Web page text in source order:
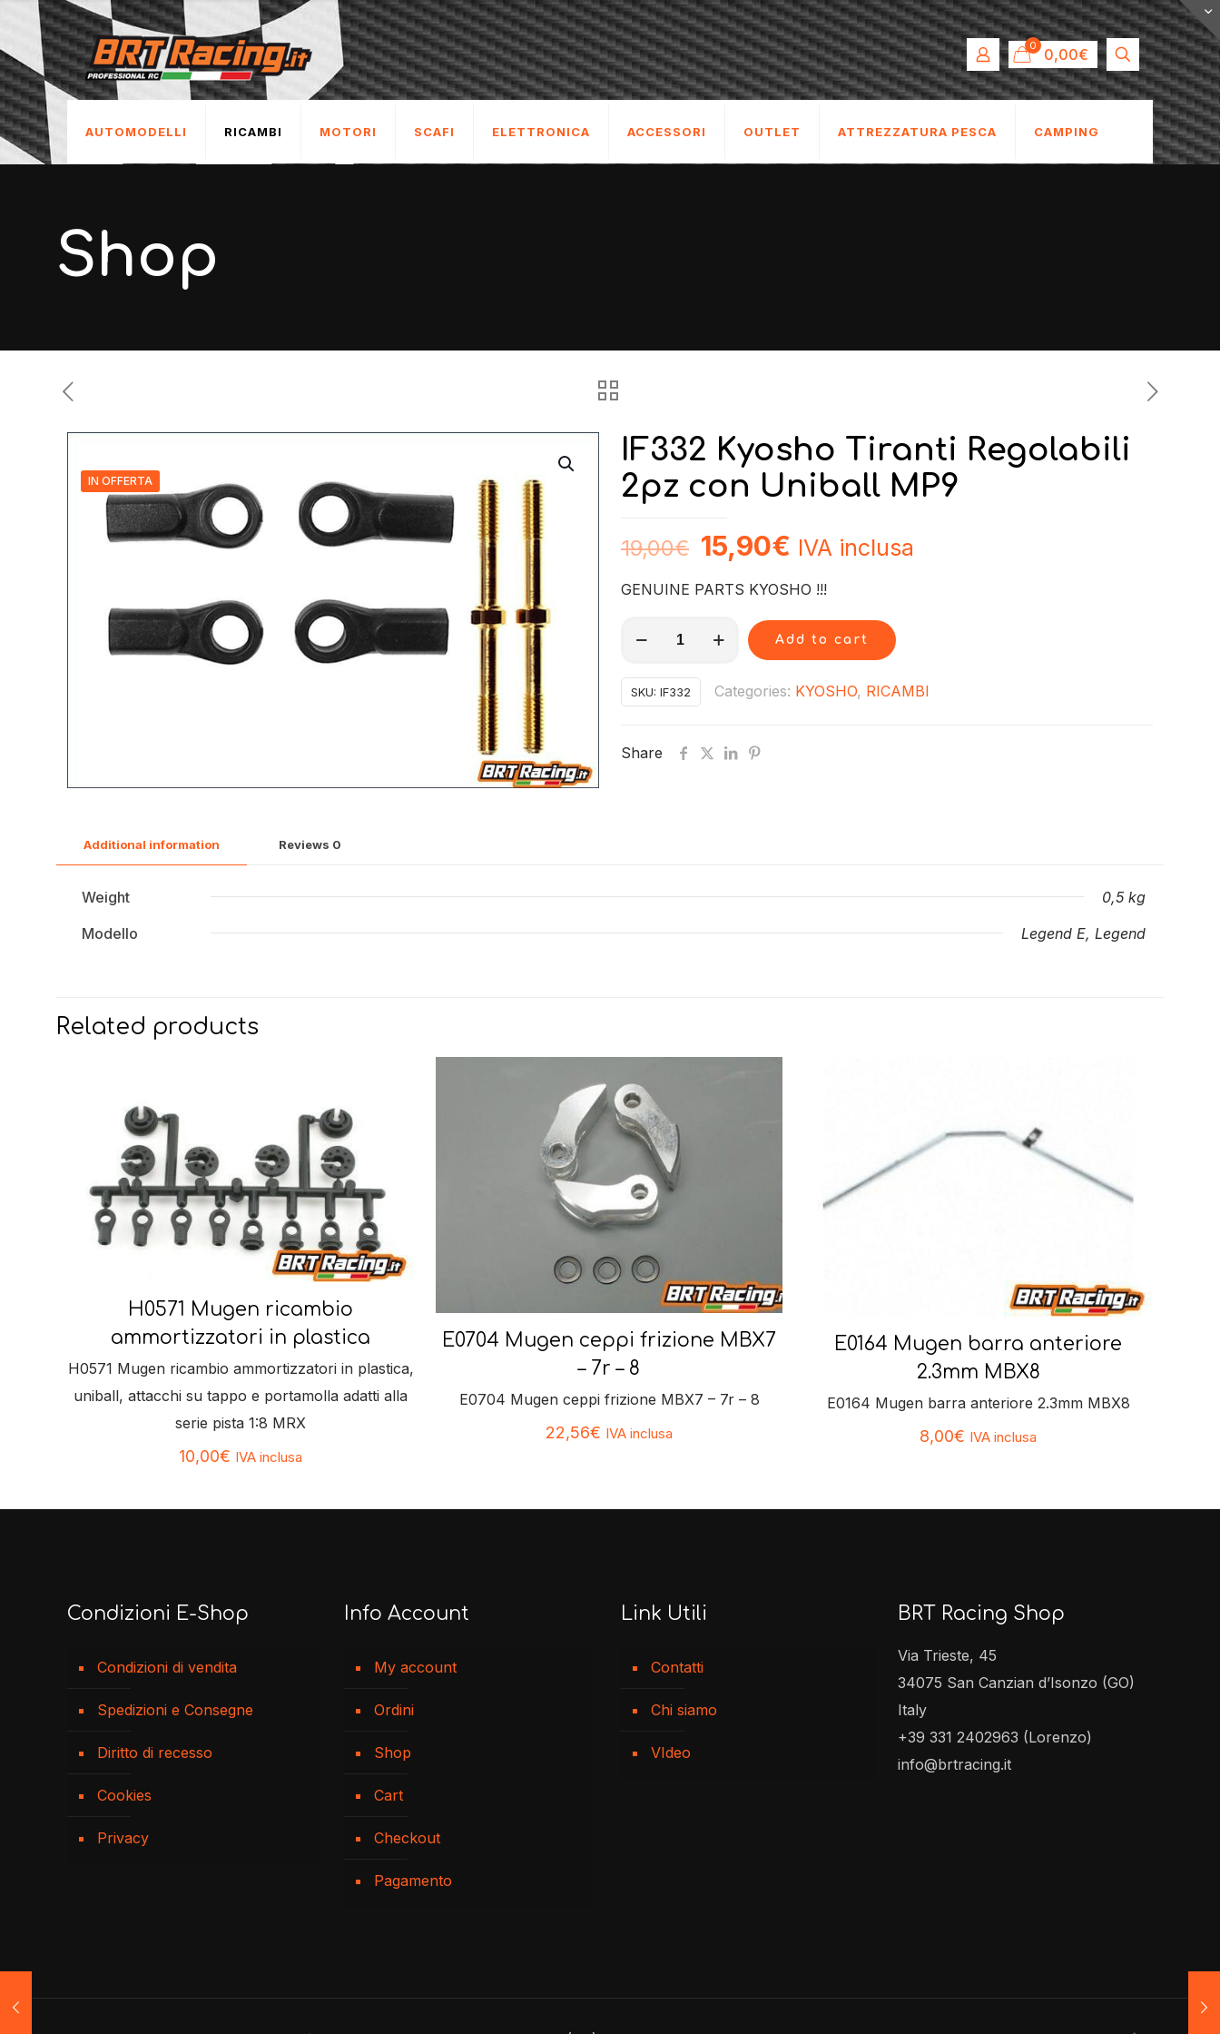
0 0,00€
AUTOMODELLI RICAMBI MOTORI SCAFI ELETTRONICA ACCESSORI OUTLET ATTREZZATURA PESCA CAMPING
Shop
IN OFFERTA
IF332 Kyosho Tiranti Regolabili
2pz con Uniball MP9
19,00€ 15,90€ IVA inclusa
GENUINE PARTS KYOSHO !!!
Tiranti
Regolabili
Add to cart
SKU: IF332 Categories: KYOSHO, RICAMBI
Share
Additional information Reviews 0
Weight
0,5 kg
Modello
Legend E, Legend
Related products
H0571 Mugen ricambio
ammortizzatori in plastica
H0571 Mugen ricambio ammortizzatori in plastica,
uniball, attacchi su tappo e portamolla adatti alla
serie pista 1:8 MRX
10,00€ IVA inclusa
E0704 Mugen ceppi frizione MBX7
– 7r – 8
E0704 Mugen ceppi frizione MBX7 – 7r – 8
22,56€ IVA inclusa
E0164 Mugen barra anteriore
2.3mm MBX8
E0164 Mugen barra anteriore 2.3mm MBX8
8,00€ IVA inclusa
Condizioni E-Shop
Condizioni di vendita
Spedizioni e Consegne
Diritto di recesso
Cookies
Privacy
Info Account
My account
Ordini
Shop
Cart
Checkout
Pagamento
Link Utili
Contatti
Chi siamo
VIdeo
BRT Racing Shop
Via Trieste, 45
34075 San Canzian d’Isonzo (GO)
Italy
+39 331 2402963 (Lorenzo)
info@brtracing.it